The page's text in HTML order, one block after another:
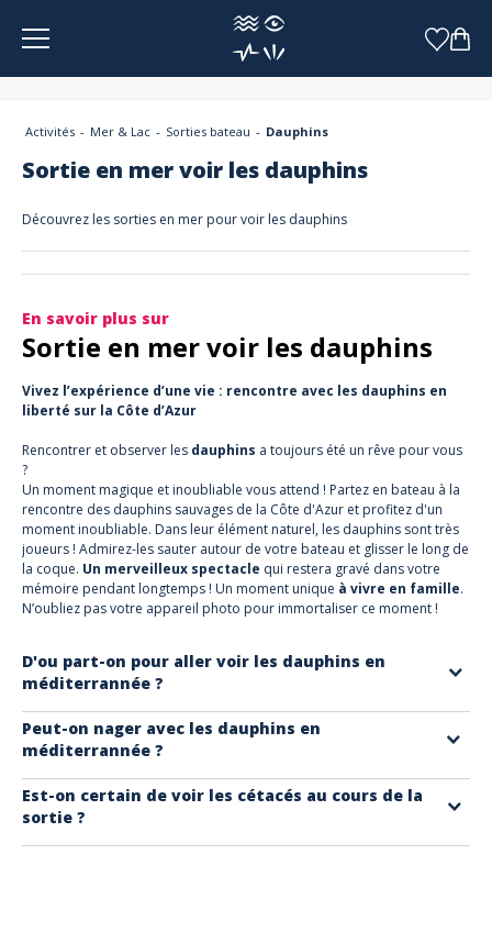
Panneau de gestion des cookies
Activités Mer & Lac Sorties bateau Dauphins
Sortie en mer voir les dauphins
Découvrez les sorties en mer pour voir les dauphins
En savoir plus sur
Sortie en mer voir les dauphins
Vivez l’expérience d’une vie : rencontre avec les dauphins en
liberté sur la Côte d’Azur
Rencontrer et observer les dauphins a toujours été un rêve pour vous
?
Un moment magique et inoubliable vous attend ! Partez en bateau à la
rencontre des dauphins sauvages de la Côte d'Azur et profitez d'un
moment inoubliable. Dans leur élément naturel, les dauphins sont très
joueurs ! Admirez-les sauter autour de votre bateau et glisser le long de
la coque. Un merveilleux spectacle qui restera gravé dans votre
mémoire pendant longtemps ! Un moment unique à vivre en famille.
N’oubliez pas votre appareil photo pour immortaliser ce moment !
D'ou part-on pour aller voir les dauphins en
méditerrannée ?
Tout l'été, partez du port deSaint Raphaël pour aller découvrir les
cétacés dans leur espace naturel.
Peut-on nager avec les dauphins en
méditerrannée ?
Non, les sorties permettent uniquement l'observation des animaux
marins. Il est interdit en France de nager avec eux pour ne pas les
perturber dans leur milieu naturel.
Est-on certain de voir les cétacés au cours de la
sortie ?